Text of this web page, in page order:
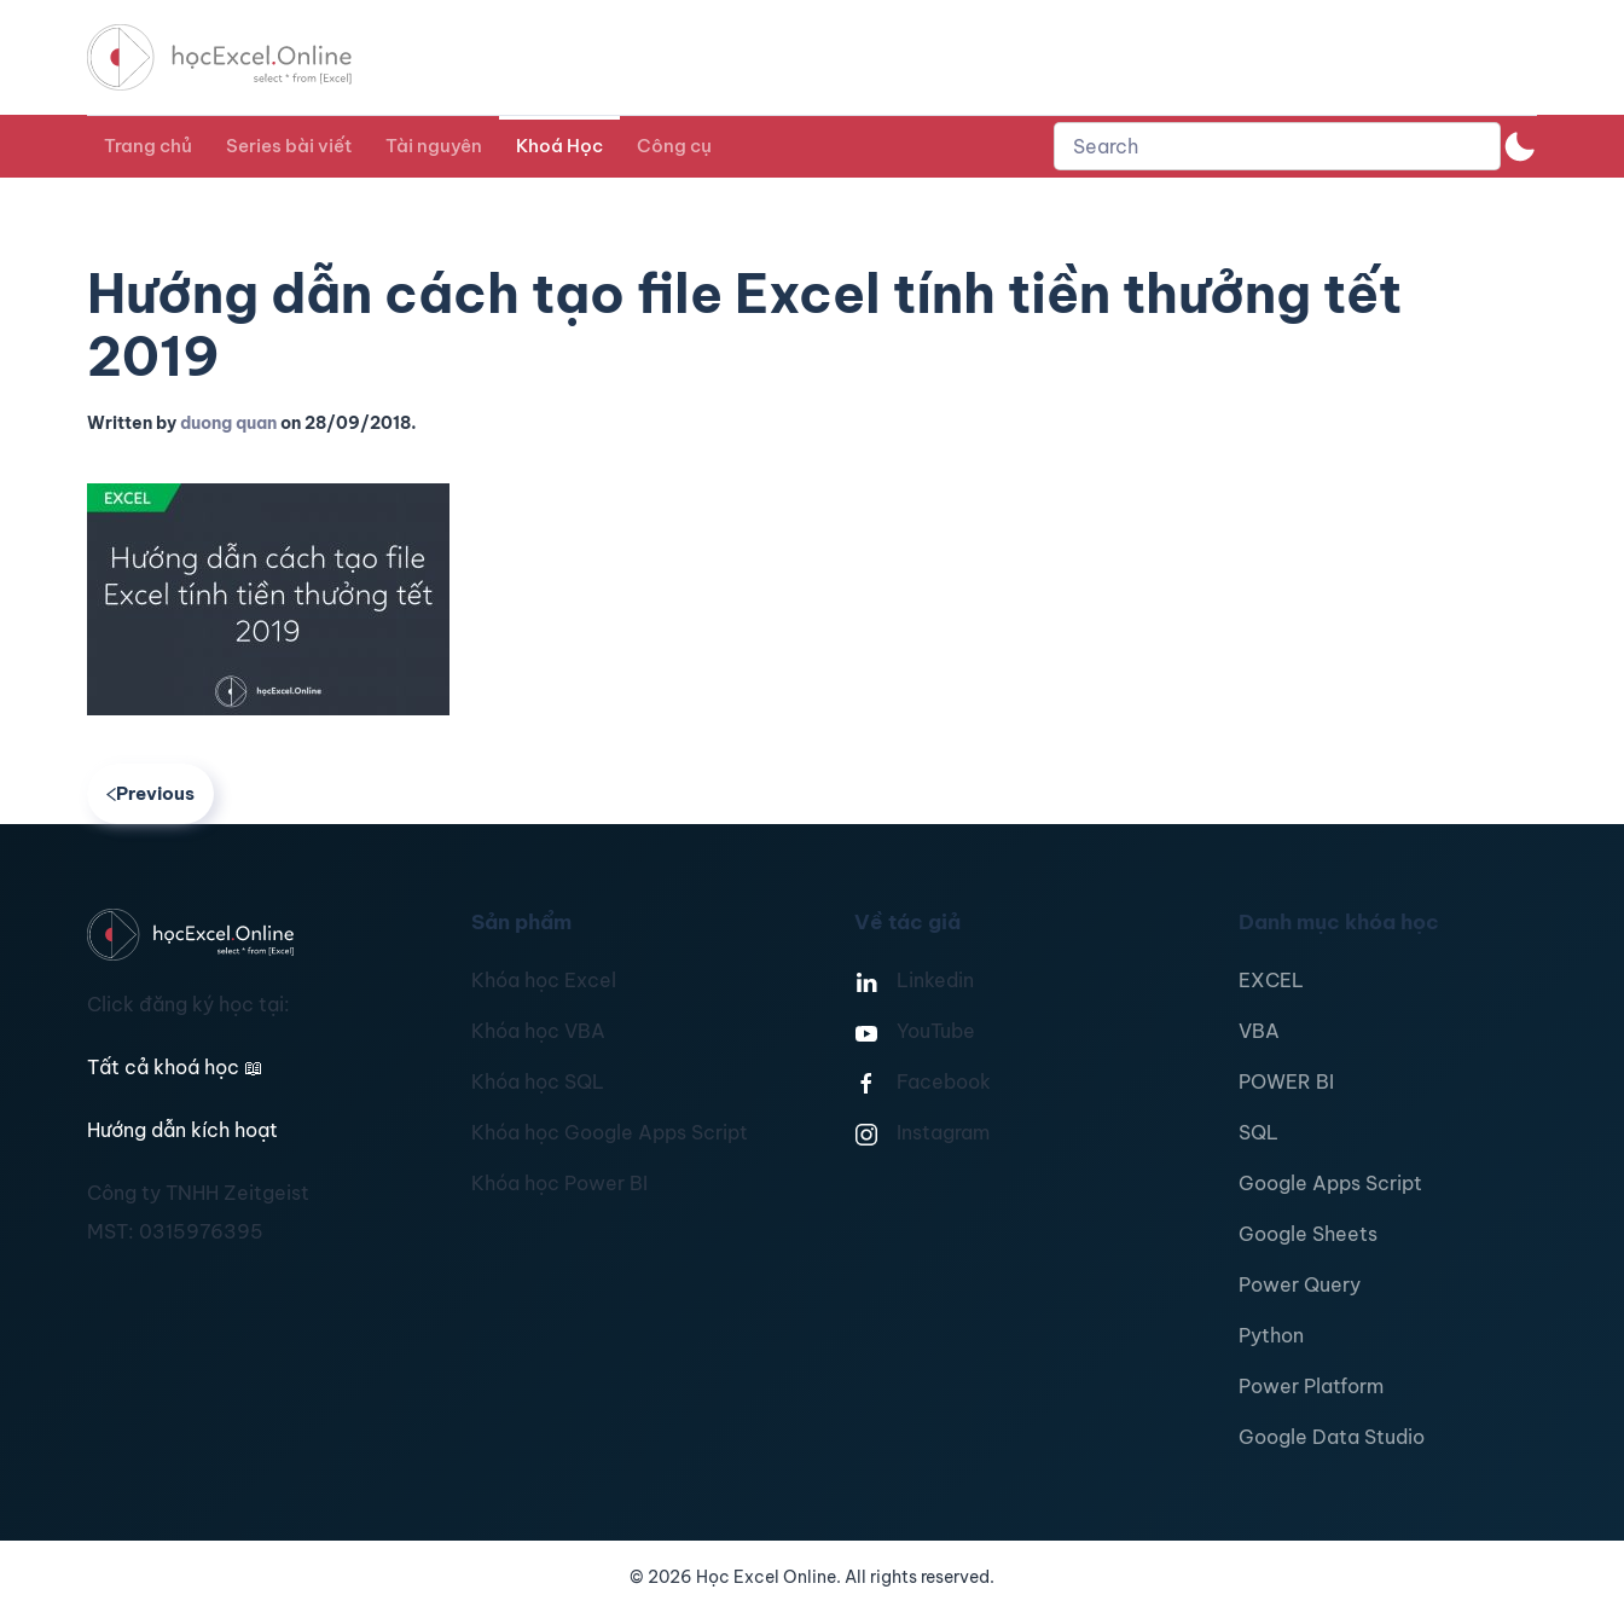
Trang chủ Series bài viết Tài nguyên Khoá Học Công cụ
Hướng dẫn cách tạo file Excel tính tiền thưởng tết
2019
Written byduong quanon28/09/2018.
Previous
Click đăng ký học tại:
Tất cả khoá học 📖
Hướng dẫn kích hoạt
Công ty TNHH Zeitgeist
MST: 0315976395
Sản phẩm
Khóa học Excel
Khóa học VBA
Khóa học SQL
Khóa học Google Apps Script
Khóa học Power BI
Về tác giả
Linkedin
YouTube
Facebook
Instagram
Danh mục khóa học
EXCEL
VBA
POWER BI
SQL
Google Apps Script
Google Sheets
Power Query
Python
Power Platform
Google Data Studio
© 2026 Học Excel Online. All rights reserved.